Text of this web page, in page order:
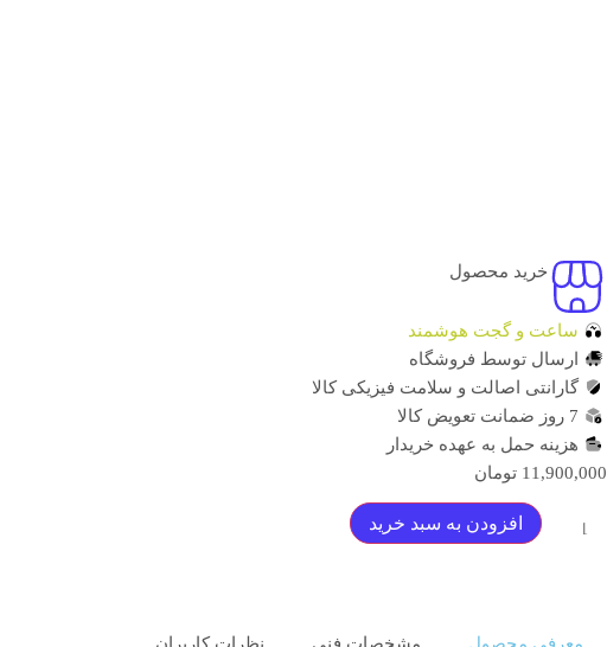
خرید محصول
ساعت و گجت هوشمند
ارسال توسط فروشگاه
گارانتی اصالت و سلامت فیزیکی کالا
7 روز ضمانت تعویض کالا
هزینه حمل به عهده خریدار
11,900,000 تومان
افزودن به سبد خرید